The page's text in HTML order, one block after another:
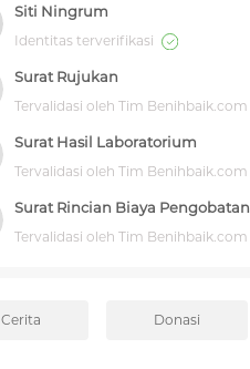
Siti Ningrum
Identitas terverifikasi
Surat Rujukan
Tervalidasi oleh Tim Benihbaik.com
Surat Hasil Laboratorium
Tervalidasi oleh Tim Benihbaik.com
Surat Rincian Biaya Pengobatan
Tervalidasi oleh Tim Benihbaik.com
Cerita Donasi